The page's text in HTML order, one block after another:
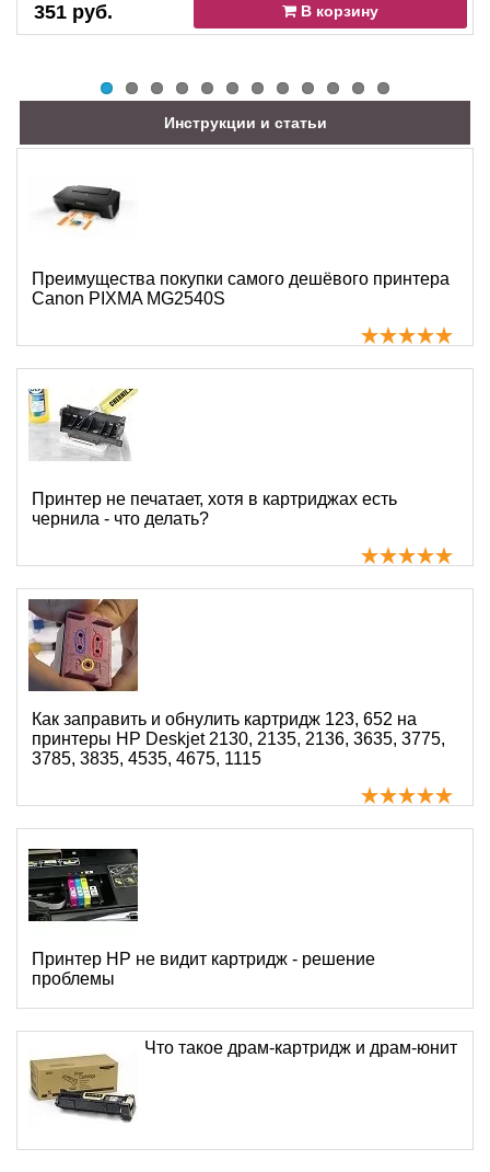
351 руб. В корзину
Инструкции и статьи
Преимущества покупки самого дешёвого принтера
Canon PIXMA MG2540S
Принтер не печатает, хотя в картриджах есть
чернила - что делать?
Как заправить и обнулить картридж 123, 652 на
принтеры HP Deskjet 2130, 2135, 2136, 3635, 3775,
3785, 3835, 4535, 4675, 1115
Принтер HP не видит картридж - решение
проблемы
Что такое драм-картридж и драм-юнит